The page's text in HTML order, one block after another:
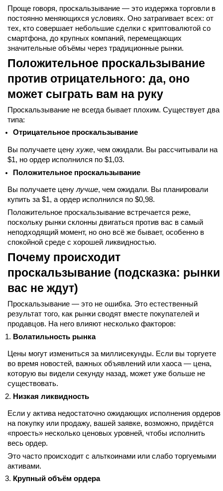
Проще говоря, проскальзывание — это издержка торговли в
постоянно меняющихся условиях. Оно затрагивает всех: от
тех, кто совершает небольшие сделки с криптовалютой со
смартфона, до крупных компаний, перемещающих
значительные объёмы через традиционные рынки.
Положительное проскальзывание
против отрицательного: да, оно
может сыграть вам на руку
Проскальзывание не всегда бывает плохим. Существует два
типа:
Отрицательное проскальзывание
Вы получаете цену хуже, чем ожидали. Вы рассчитывали на
$1, но ордер исполнился по $1,03.
Положительное проскальзывание
Вы получаете цену лучше, чем ожидали. Вы планировали
купить за $1, а ордер исполнился по $0,98.
Положительное проскальзывание встречается реже,
поскольку рынки склонны двигаться против вас в самый
неподходящий момент, но оно всё же бывает, особенно в
спокойной среде с хорошей ликвидностью.
Почему происходит
проскальзывание (подсказка: рынки
вас не ждут)
Проскальзывание — это не ошибка. Это естественный
результат того, как рынки сводят вместе покупателей и
продавцов. На него влияют несколько факторов:
Волатильность рынка
Цены могут измениться за миллисекунды. Если вы торгуете
во время новостей, важных объявлений или хаоса — цена,
которую вы видели секунду назад, может уже больше не
существовать.
Низкая ликвидность
Если у актива недостаточно ожидающих исполнения ордеров
на покупку или продажу, вашей заявке, возможно, придётся
«проесть» несколько ценовых уровней, чтобы исполнить
весь ордер.
Это часто происходит с альткоинами или слабо торгуемыми
активами.
Крупный объём ордера